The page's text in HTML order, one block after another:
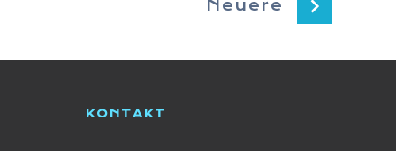
Neuere
KONTAKT